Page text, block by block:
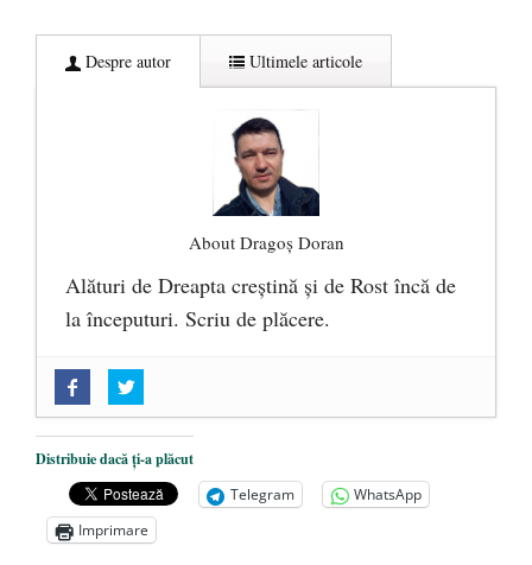
Despre autor Ultimele articole
About Dragoș Doran
Alături de Dreapta creștină și de Rost încă de
la începuturi. Scriu de plăcere.
„Acum nu e momentul”
O nouă autostradă distruge pădurea
amazoniană, pentru summitul climatic
COP30 - 14 martie 2025
Alegeri controlate
Distribuie dacă ți-a plăcut
Telegram
WhatsApp
Imprimare